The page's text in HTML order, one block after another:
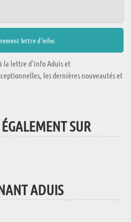
la lettre d'info Aduis et
les dernières nouveautés et
SUR
ADUIS